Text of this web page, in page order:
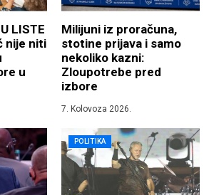
LISTE
nije niti
u
Milijuni iz proračuna,
stotine prijava i samo
nekoliko kazni:
Zloupotrebe pred
izbore
7. Kolovoza 2026.
POLITIKA